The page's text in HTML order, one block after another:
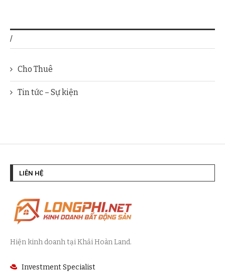
/
Cho Thuê
Tin tức – Sự kiện
LIÊN HỆ
Hiện kinh doanh tại Khải Hoàn Land.
Investment Specialist